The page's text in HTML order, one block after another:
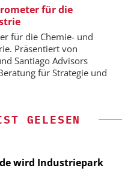
für die
für die Chemie- und
Präsentiert von
Santiago Advisors
für Strategie und
C/O WILEY-VCH GMBH
Next
Batteries and Hydrogen
GELESEN
wird Industriepark